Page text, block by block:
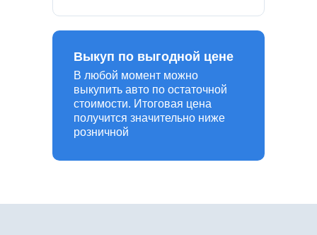
В любой момент можно
выкупить авто по остаточной
стоимости. Итоговая цена
получится значительно ниже
розничной
Выкуп по выгодной цене